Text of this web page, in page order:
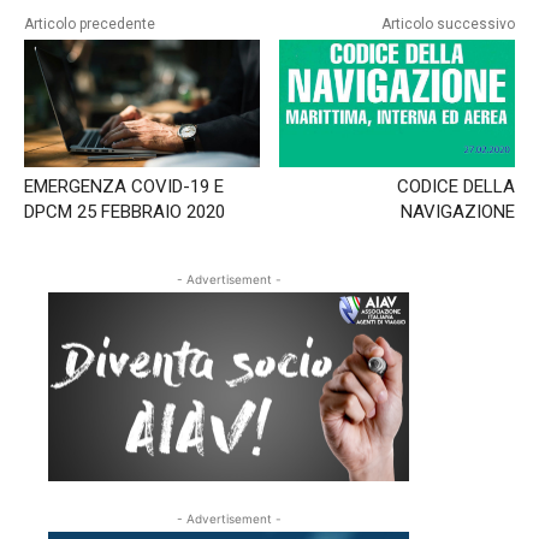
difese?
-
Puntata
del
08/11/2023
Articolo precedente
EMERGENZA COVID-19 E
DPCM 25 FEBBRAIO 2020
Articolo successivo
CODICE DELLA
NAVIGAZIONE
- Advertisement -
- Advertisement -